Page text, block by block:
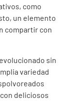
como
un elemento
compartir con
sin
variedad
deliciosos